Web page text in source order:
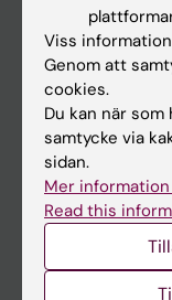
Medarbetare
Kontakta och
Stöd forskning
Karolinska
Viss
Genom att
cookies.
Du kan när
samtycke via
sidan.
Mer
Read this